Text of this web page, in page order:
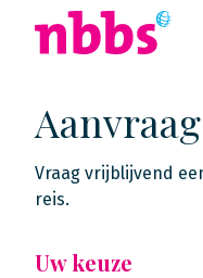
Aanvraag
Vraag vrijblijvend
reis.
Uw keuze